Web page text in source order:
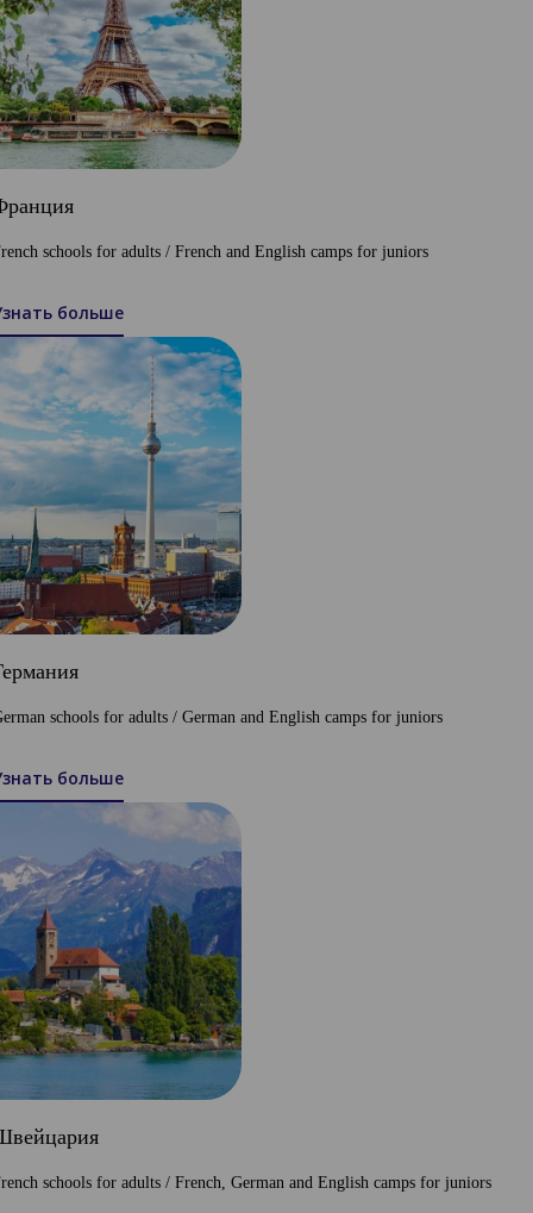
schools for adults / French and English camps for juniors
больше
schools for adults / German and English camps for juniors
больше
schools for adults / French, German and English camps for juniors